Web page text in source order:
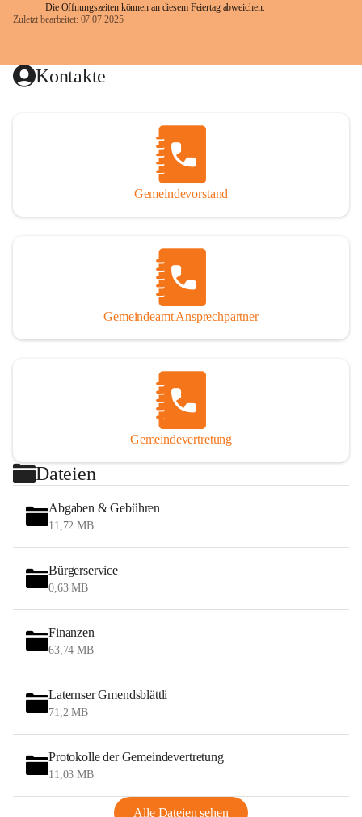
Die Öffnungszeiten können an diesem Feiertag abweichen.
Zuletzt bearbeitet: 07.07.2025
Kontakte
Gemeindevorstand
Gemeindeamt Ansprechpartner
Gemeindevertretung
Dateien
Abgaben & Gebühren
11,72 MB
Bürgerservice
0,63 MB
Finanzen
63,74 MB
Laternser Gmendsblättli
71,2 MB
Protokolle der Gemeindevertretung
11,03 MB
Alle Dateien sehen